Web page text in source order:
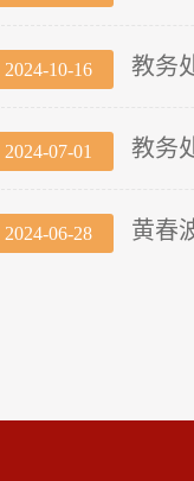
2024-10-16 教务
2024-07-01 教务
2024-06-28 黄春